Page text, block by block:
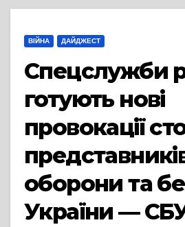
ВІЙНА ДАЙДЖЕСТ
Спецслужби
готують нові
провокації
оборони та
України —